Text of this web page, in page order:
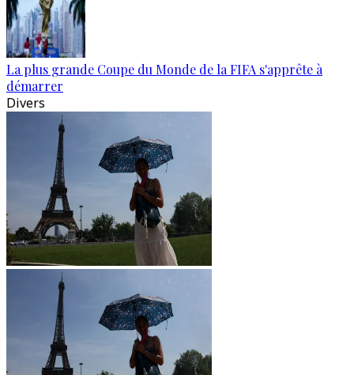
La plus grande Coupe du Monde de la FIFA s'apprête à
démarrer
Divers